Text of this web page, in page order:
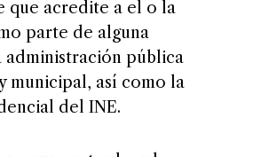
que acredite a el o la
parte de alguna
pública
municipal, así como la
del INE.